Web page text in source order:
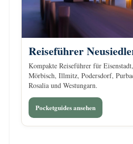
Reiseführer
Kompakte Reiseführer für
Mörbisch, Illmitz, Podersdorf,
Rosalia und Westungarn.
Pocketguides ansehen